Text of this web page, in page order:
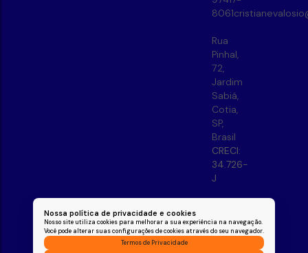
Nossa política de privacidade e cookies
Nosso site utiliza cookies para melhorar a sua experiência na navegação.
Você pode alterar suas configurações de cookies através do seu navegador.
Termos de Privacidade
8061
Rua
Pinhal,
72,
Jardim
Sabiá,
Cotia,
SP,
Brasil
CRECI:
34.726-
J